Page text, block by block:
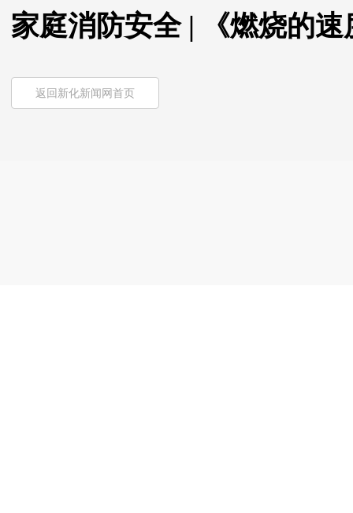
家庭消防安全 | 《燃烧的
返回新化新闻网首页